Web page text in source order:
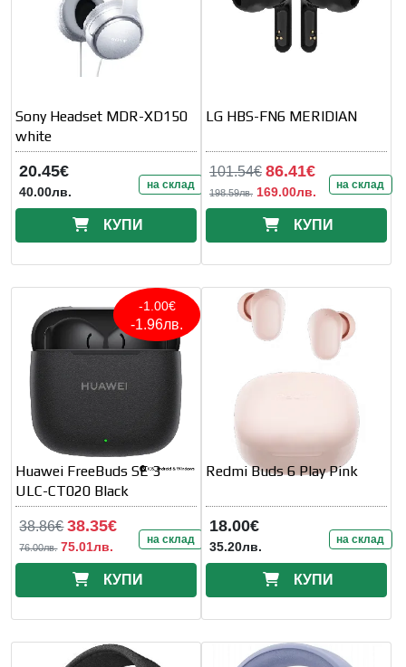
Sony Headset MDR-XD150
white
20.45€
40.00лв. на склад
КУПИ
LG HBS-FN6 MERIDIAN
101.54€ 86.41€
198.59лв. 169.00лв. на склад
КУПИ
-1.00€
-1.96лв.
Huawei FreeBuds SE 3
ULC-CT020 Black
38.86€ 38.35€
76.00лв. 75.01лв. на склад
КУПИ
Redmi Buds 6 Play Pink
18.00€
35.20лв. на склад
КУПИ